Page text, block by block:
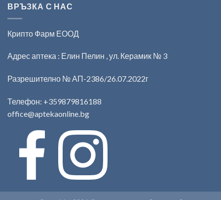
ВРЪЗКА С НАС
Крипто Фарм ЕООД
Адрес аптека : Елин Пелин , ул. Керамик № 3
Разрешително № АП-2386/26.07.2022г
Телефон: +359879816188
office@aptekaonline.bg